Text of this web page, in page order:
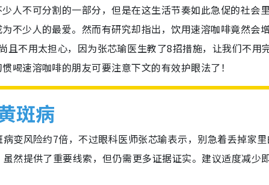
人不可分割的一部分，但是在这生活节奏如此急促的社会里
不少人的最爱。然而有研究却指出，饮用速溶咖啡竟然会
且不用太担心，因为张芯瑜医生教了8招措施，让我们不用
喝速溶咖啡的朋友可要注意下文的有效护眼法了！
斑病
变风险约7倍，不过眼科医师张芯瑜表示，别急着丢掉家里
然提供了重要线索，但仍需更多证据证实。建议适度减少